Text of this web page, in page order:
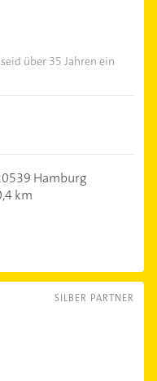
über 35 Jahren ein
Hamburg
km
SILBER PARTNER